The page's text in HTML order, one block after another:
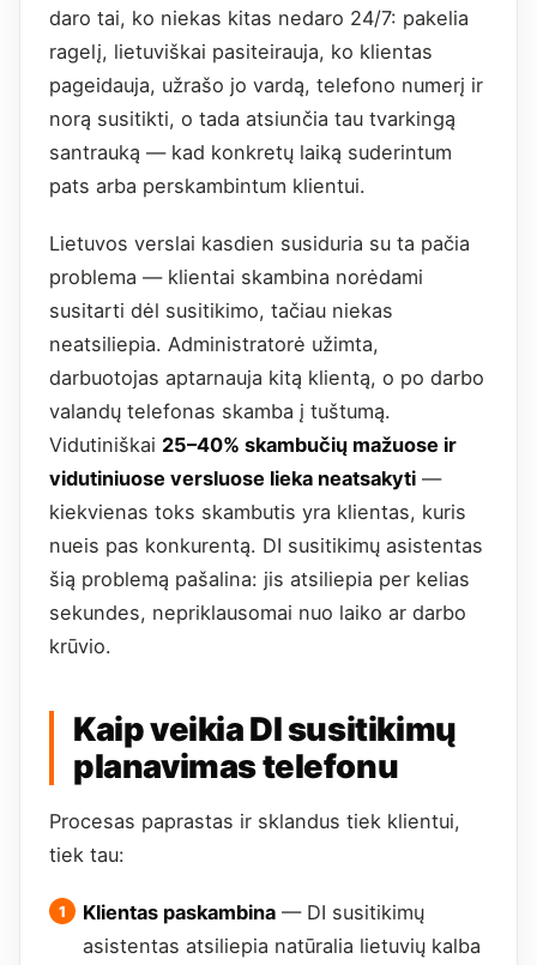
daro tai, ko niekas kitas nedaro 24/7: pakelia
ragelį, lietuviškai pasiteirauja, ko klientas
pageidauja, užrašo jo vardą, telefono numerį ir
norą susitikti, o tada atsiunčia tau tvarkingą
santrauką — kad konkretų laiką suderintum
pats arba perskambintum klientui.
Lietuvos verslai kasdien susiduria su ta pačia
problema — klientai skambina norėdami
susitarti dėl susitikimo, tačiau niekas
neatsiliepia. Administratorė užimta,
darbuotojas aptarnauja kitą klientą, o po darbo
valandų telefonas skamba į tuštumą.
Vidutiniškai 25–40% skambučių mažuose ir
vidutiniuose versluose lieka neatsakyti —
kiekvienas toks skambutis yra klientas, kuris
nueis pas konkurentą. DI susitikimų asistentas
šią problemą pašalina: jis atsiliepia per kelias
sekundes, nepriklausomai nuo laiko ar darbo
krūvio.
Kaip veikia DI susitikimų
planavimas telefonu
Procesas paprastas ir sklandus tiek klientui,
tiek tau:
Klientas paskambina — DI susitikimų
asistentas atsiliepia natūralia lietuvių kalba